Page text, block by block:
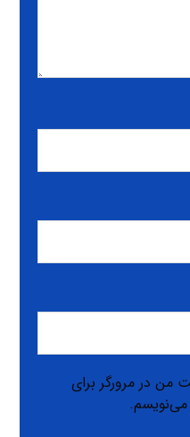
من در مرورگر برای
می‌نویسم.